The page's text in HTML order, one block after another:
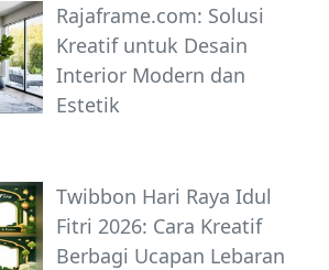
Rajaframe.com: Solusi
Kreatif untuk Desain
Interior Modern dan
Estetik
Twibbon Hari Raya Idul
Fitri 2026: Cara Kreatif
Berbagi Ucapan Lebaran